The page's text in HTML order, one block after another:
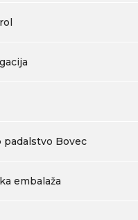
padalstvo Bovec
embalaža